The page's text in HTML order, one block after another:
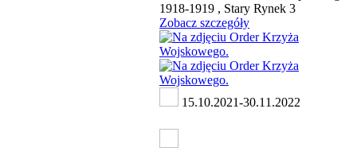
1918-1919 , Stary Rynek 3
Zobacz szczegóły
15.10.2021-30.11.2022